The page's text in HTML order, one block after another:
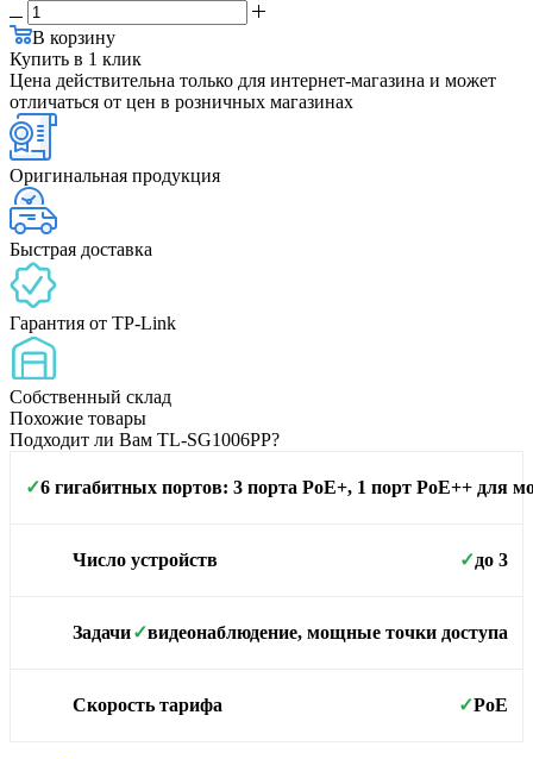
В корзину
Купить в 1 клик
Цена действительна только для интернет-магазина и может
отличаться от цен в розничных магазинах
Оригинальная продукция
Быстрая доставка
Гарантия от TP-Link
Собственный склад
Похожие товары
Подходит ли Вам TL-SG1006PP?
Площадь покрытия
✓6 гигабитных портов: 3 порта PoE+, 1 порт PoE++ для
Число устройств ✓до 3
Задачи✓видеонаблюдение, мощные точки доступа
Скорость тарифа ✓PoE